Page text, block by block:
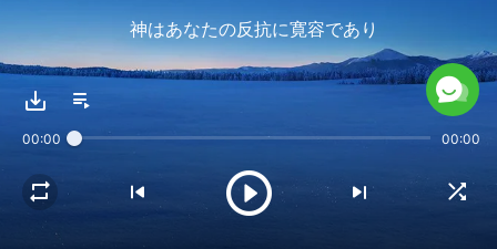
神はあなたの反抗に寛容であり
怒りを抑えて働く
神は主であり 創造の主であり
00:00 00:00